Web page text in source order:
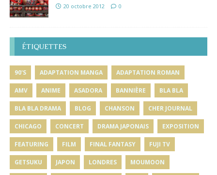
20 octobre 2012 0
ÉTIQUETTES
90'S ADAPTATION MANGA ADAPTATION ROMAN
AMV ANIME ASADORA BANNIÈRE BLA BLA
BLA BLA DRAMA BLOG CHANSON CHER JOURNAL
CHICAGO CONCERT DRAMA JAPONAIS EXPOSITION
FEATURING FILM FINAL FANTASY FUJI TV
GETSUKU JAPON LONDRES MOUMOON